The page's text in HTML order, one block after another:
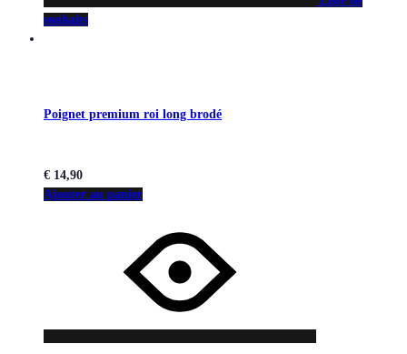
souhaits
Poignet premium roi long brodé
€ 14,90
Ajouter au panier